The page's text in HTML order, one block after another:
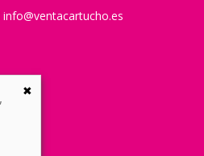
info@ventacartucho.es
✖